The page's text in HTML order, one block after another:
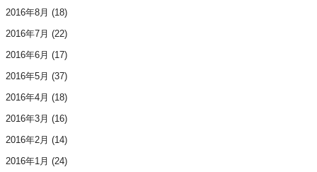
2016年8月 (18)
2016年7月 (22)
2016年6月 (17)
2016年5月 (37)
2016年4月 (18)
2016年3月 (16)
2016年2月 (14)
2016年1月 (24)